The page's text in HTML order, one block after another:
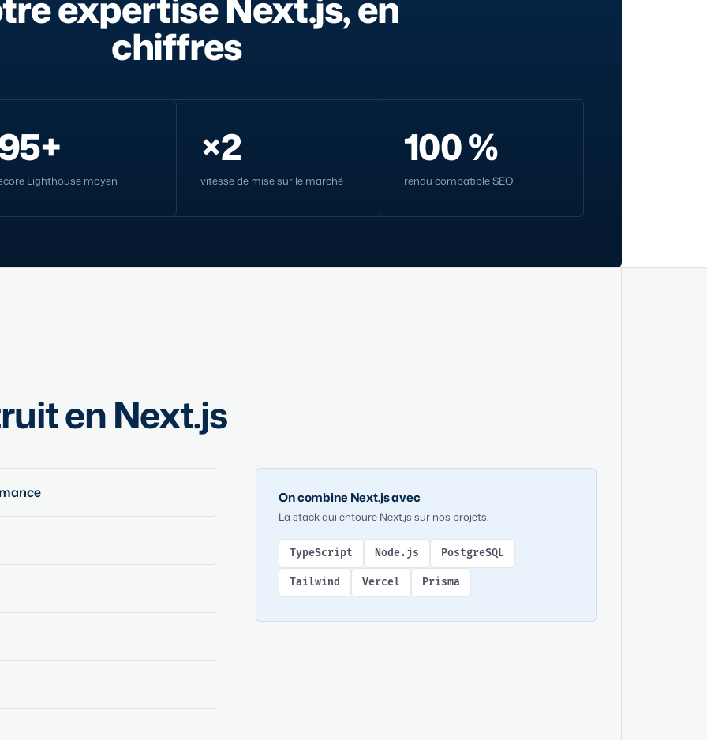
chiffres
Lighthouse moyen
×2
vitesse de mise sur le marché
100 %
rendu compatible SEO
en Next.js
On combine Next.js avec
La stack qui entoure Next.js sur nos projets.
TypeScript Node.js PostgreSQL
Tailwind Vercel Prisma